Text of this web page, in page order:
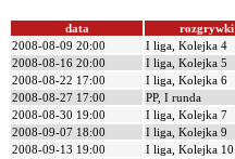
data rozgrywki
2008-08-09 20:00
I liga, Kolejka 4
2008-08-16 20:00
I liga, Kolejka 5
2008-08-22 17:00
I liga, Kolejka 6
2008-08-27 17:00
PP, I runda
2008-08-30 19:00
I liga, Kolejka 7
2008-09-07 18:00
I liga, Kolejka 9
2008-09-13 19:00
I liga, Kolejka 10